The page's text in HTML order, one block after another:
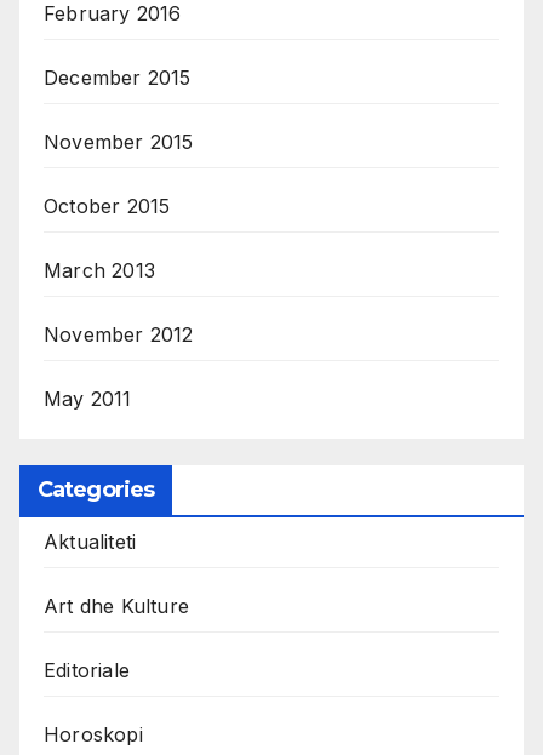
February 2016
December 2015
November 2015
October 2015
March 2013
November 2012
May 2011
Categories
Aktualiteti
Art dhe Kulture
Editoriale
Horoskopi